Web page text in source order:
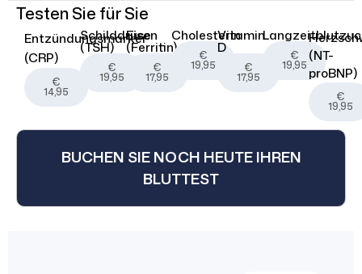
Testen Sie für Sie
Entzündungsmarker
(CRP)
€
14,95
Schilddrüse
(TSH)
€
19,95
Eisen
(Ferritin)
€
17,95
Cholesterin
€
19,95
Vitamin
D
€
17,95
€
19,95
(NT-
proBNP)
€
19,95
BUCHEN SIE NOCH HEUTE IHREN
BLUTTEST